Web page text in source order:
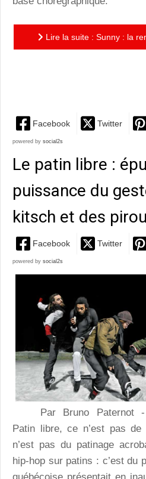
Lire la suite : Sunny : la
Facebook Twitter
powered by social2s
Le patin libre :
puissance du
kitsch et des
Facebook Twitter
powered by social2s
Par Bruno Paternot -
Patin libre, ce n’est pas
n’est pas du patinage
hip-hop sur patins : c’est du